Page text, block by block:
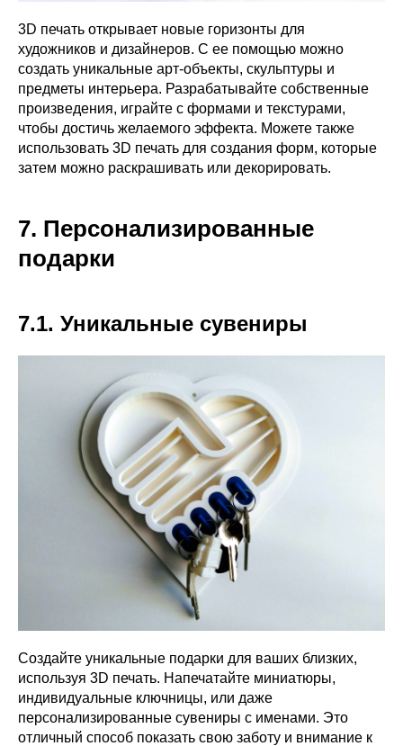
3D печать открывает новые горизонты для
художников и дизайнеров. С ее помощью можно
создать уникальные арт-объекты, скульптуры и
предметы интерьера. Разрабатывайте собственные
произведения, играйте с формами и текстурами,
чтобы достичь желаемого эффекта. Можете также
использовать 3D печать для создания форм, которые
затем можно раскрашивать или декорировать.
7. Персонализированные
подарки
7.1. Уникальные сувениры
Создайте уникальные подарки для ваших близких,
используя 3D печать. Напечатайте миниатюры,
индивидуальные ключницы, или даже
персонализированные сувениры с именами. Это
отличный способ показать свою заботу и внимание к